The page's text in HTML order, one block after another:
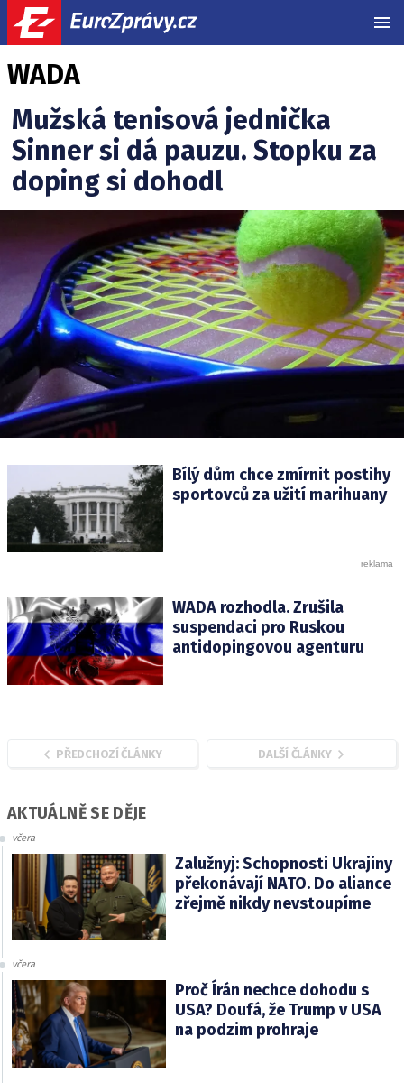
WADA
Mužská tenisová jednička
Sinner si dá pauzu. Stopku za
doping si dohodl
Bílý dům chce zmírnit postihy
sportovců za užití marihuany
WADA rozhodla. Zrušila
suspendaci pro Ruskou
antidopingovou agenturu
PŘEDCHOZÍ ČLÁNKY DALŠÍ ČLÁNKY
AKTUÁLNĚ SE DĚJE
včera
Zalužnyj: Schopnosti Ukrajiny
překonávají NATO. Do aliance
zřejmě nikdy nevstoupíme
včera
Proč Írán nechce dohodu s
USA? Doufá, že Trump v USA
na podzim prohraje